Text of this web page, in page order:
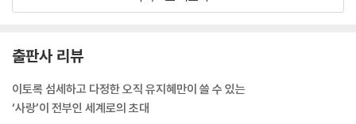
은. 연해서 탈이 날 리 없는 고요한 편안함이 있는 그런 날. 때마침 친구에
날들이 끝없이 펼쳐져 있었다. 하얀색 도화지처럼 평범해서 눈부신 날들.
이유 없이도 축하해야 할 날들이.
--- p.74, 「생일 아닌 날」 중에서
출판사 리뷰
이토록 섬세하고 다정한 오직 유지혜만이 쓸 수 있는
‘사랑’이 전부인 세계로의 초대